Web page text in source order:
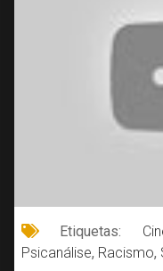
Etiquetas:
Psicanálise, Racismo,